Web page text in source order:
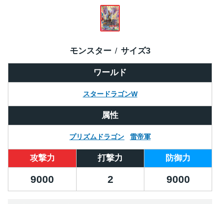
ワールド
スタードラゴンW
モンスター サイズ3
属性
プリズムドラゴン 雷帝軍
攻撃力 打撃力 防御力
9000 2 9000